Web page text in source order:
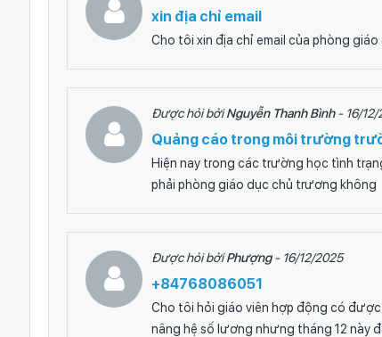
xin địa chỉ email
Cho tôi xin địa chỉ email của phòng
Được hỏi bởiNguyễn Thanh Bình- 16/12/
Quảng cáo trong môi trường
Hiện nay trong các trường học tình
phải phòng giáo dục chủ trương không
Được hỏi bởiPhượng- 16/12/2025
+84768086051
Cho tôi hỏi giáo viên hợp động có
nâng hệ số lương nhưng tháng 12 này